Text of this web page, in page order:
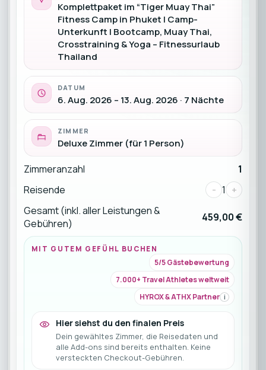
Komplettpaket im “Tiger Muay Thai”
Fitness Camp in Phuket | Camp-
Unterkunft | Bootcamp, Muay Thai,
Crosstraining & Yoga – Fitnessurlaub
Thailand
DATUM
6. Aug. 2026 – 13. Aug. 2026 · 7 Nächte
ZIMMER
Deluxe Zimmer (für 1 Person)
Zimmeranzahl
1
Reisende
- 1 +
Gesamt (inkl. aller Leistungen &
Gebühren)
459,00 €
MIT GUTEM GEFÜHL BUCHEN
5/5 Gästebewertung
7.000+ Travel Athletes weltweit
HYROX & ATHX Partner i
Hier siehst du den finalen Preis
Dein gewähltes Zimmer, die Reisedaten und
alle Add-ons sind bereits enthalten. Keine
versteckten Checkout-Gebühren.